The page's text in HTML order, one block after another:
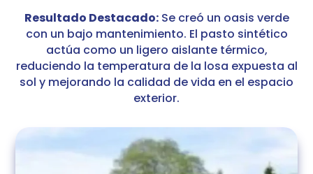
Resultado Destacado:Se creó un oasis verde
con un bajo mantenimiento. El pasto sintético
actúa como un ligero aislante térmico,
reduciendo la temperatura de la losa expuesta al
sol y mejorando la calidad de vida en el espacio
exterior.